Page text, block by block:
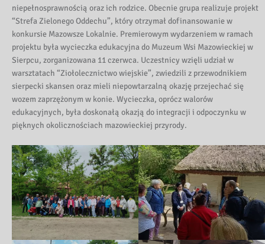
niepełnosprawnością oraz ich rodzice. Obecnie grupa realizuje projekt
“Strefa Zielonego Oddechu”, który otrzymał dofinansowanie w
konkursie Mazowsze Lokalnie. Premierowym wydarzeniem w ramach
projektu była wycieczka edukacyjna do Muzeum Wsi Mazowieckiej w
Sierpcu, zorganizowana 11 czerwca. Uczestnicy wzięli udział w
warsztatach “Ziołolecznictwo wiejskie”, zwiedzili z przewodnikiem
sierpecki skansen oraz mieli niepowtarzalną okazję przejechać się
wozem zaprzężonym w konie. Wycieczka, oprócz walorów
edukacyjnych, była doskonałą okazją do integracji i odpoczynku w
pięknych okolicznościach mazowieckiej przyrody.